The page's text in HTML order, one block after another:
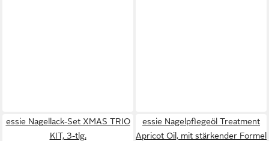
essie Nagellack-Set XMAS TRIO
KIT, 3-tlg.
essie Nagelpflegeöl Treatment
Apricot Oil, mit stärkender Formel